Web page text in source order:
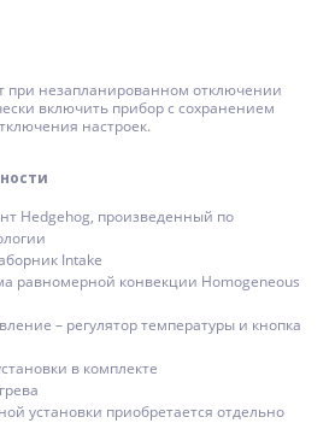
при незапланированном отключении
включить прибор с сохранением
настроек.
Hedgehog, произведенный по
Intake
равномерной конвекции Homogeneous
– регулятор температуры и кнопка
в комплекте
установки приобретается отдельно